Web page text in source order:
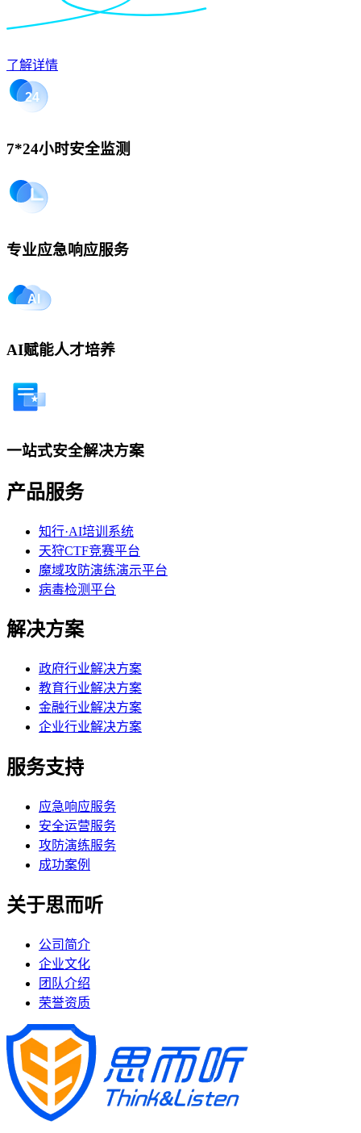
了解详情
7*24小时安全监测
专业应急响应服务
AI赋能人才培养
一站式安全解决方案
产品服务
知行·AI培训系统
天狩CTF竞赛平台
魔域攻防演练演示平台
病毒检测平台
解决方案
政府行业解决方案
教育行业解决方案
金融行业解决方案
企业行业解决方案
服务支持
应急响应服务
安全运营服务
攻防演练服务
成功案例
关于思而听
公司简介
企业文化
团队介绍
荣誉资质